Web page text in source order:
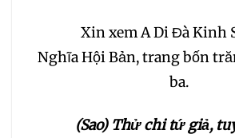
033 034 035
Xin xem A Di Đà Kinh
Nghĩa Hội Bản, trang bốn
ba.
(Sao) Thử chi tứ giả,